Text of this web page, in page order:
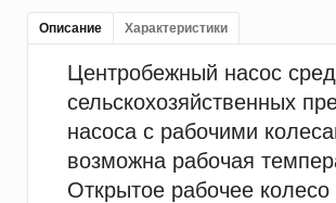
Описание Характеристики
Центробежный насос
сельскохозяйственных
насоса с рабочими
возможна рабочая
Открытое рабочее